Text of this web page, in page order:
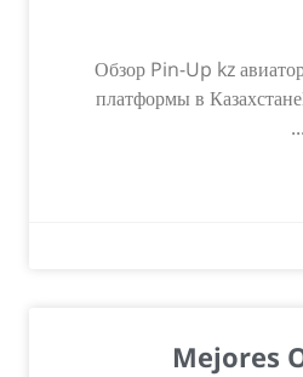
Обзор Pin-Up kz
платформы в
Mejores